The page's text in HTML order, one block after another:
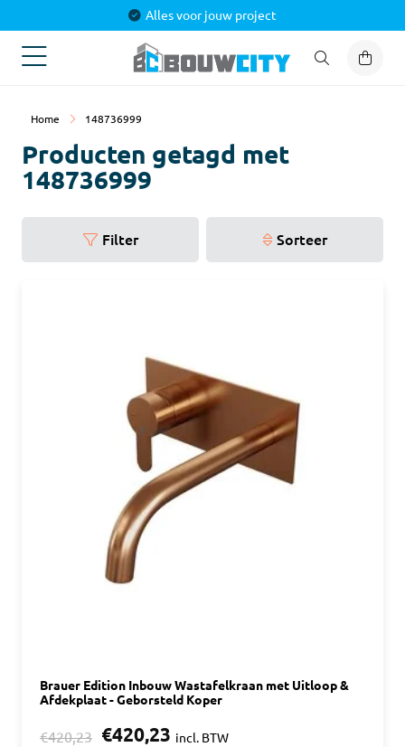
Alles voor jouw project
Home 148736999
Producten getagd met
148736999
Filter Sorteer
Brauer Edition Inbouw Wastafelkraan met Uitloop &
Afdekplaat - Geborsteld Koper
€420,23 €420,23 incl. BTW